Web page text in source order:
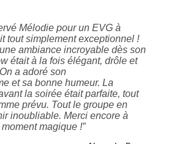
Mélodie pour un EVG à
tout simplement exceptionnel !
ambiance incroyable dès son
était à la fois élégant, drôle et
a adoré son
et sa bonne humeur. La
la soirée était parfaite, tout
prévu. Tout le groupe en
inoubliable. Merci encore à
magique !”